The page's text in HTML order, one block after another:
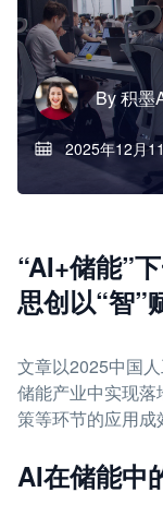
By积墨
2025年12月
“AI+储能”
思创以“智”
文章以2025中国
储能产业中实现
策等环节的应用成
AI在储能中